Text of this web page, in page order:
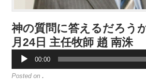
神の質問に答えるだろう
月24日 主任牧師 趙 南洙声
レ
ー
00:00
Posted on .